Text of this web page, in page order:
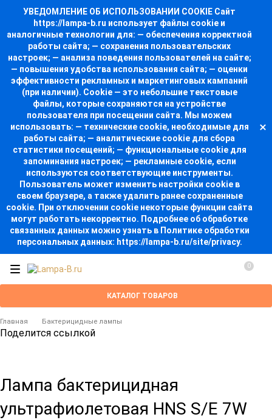
УВЕДОМЛЕНИЕ ОБ ИСПОЛЬЗОВАНИИ COOKIE Сайт
https://lampa-b.ru использует файлы cookie и
аналогичные технологии для: — обеспечения корректной
работы сайта; — сохранения пользовательских
настроек; — анализа поведения пользователей на сайте;
— повышения удобства использования сайта; — оценки
эффективности рекламных и маркетинговых кампаний
(при наличии). Cookie — это небольшие текстовые
файлы, которые сохраняются на устройстве
пользователя при посещении сайта. Мы можем
использовать: — технические cookie, необходимые для
работы сайта; — аналитические cookie для сбора
статистики посещений; — функциональные cookie для
запоминания настроек; — рекламные cookie, если
используются соответствующие инструменты.
Пользователь может изменить настройки cookie в
своем браузере, а также удалить ранее сохраненные
cookie. При отключении cookie некоторые функции сайта
могут работать некорректно. Подробнее об обработке
связанных данных можно узнать в Политике обработки
персональных данных: https://lampa-b.ru/site/privacy.
КАТАЛОГ ТОВАРОВ
0
Главная Бактерицидные лампы
Поделится ссылкой
Лампа бактерицидная
ультрафиолетовая HNS S/E 7W